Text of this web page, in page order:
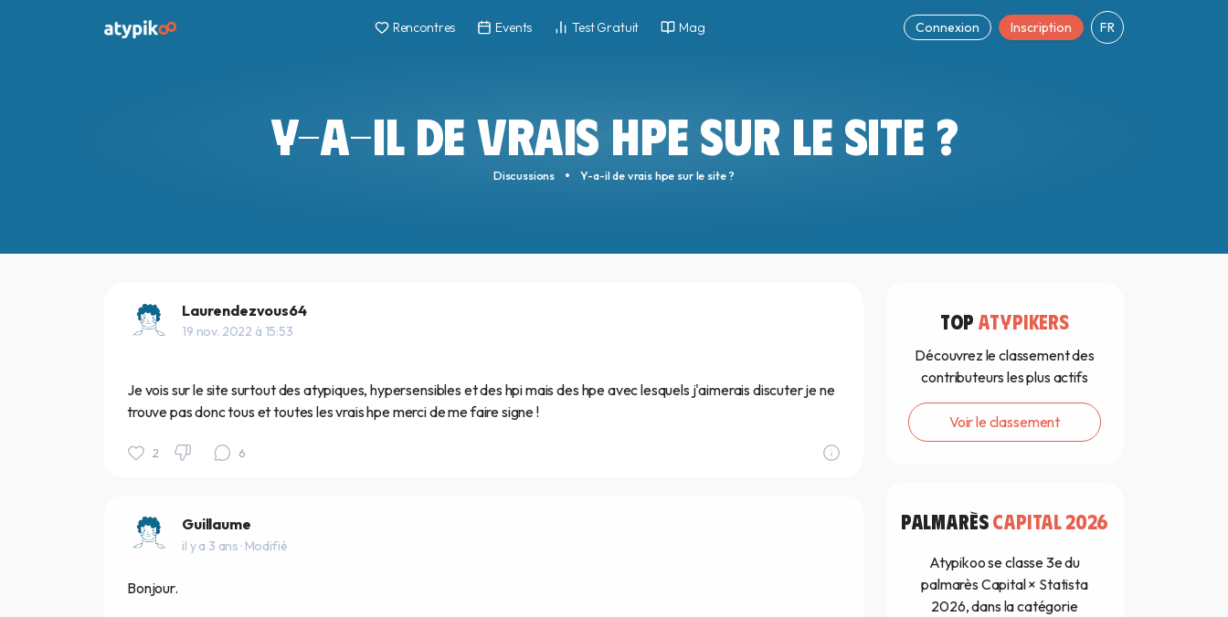
Connexion Inscription FR
Rencontres Events Test Gratuit Mag
Y-A-IL DE VRAIS HPE SUR LE SITE ?
Discussions Y-a-il de vrais hpe sur le site ?
Laurendezvous64
19 nov. 2022 à 15:53
Je vois sur le site surtout des atypiques, hypersensibles et des hpi mais des hpe avec lesquels j'aimerais discuter je ne
trouve pas donc tous et toutes les vrais hpe merci de me faire signe !
2 6
Guillaume
il y a 3 ans · Modifié
Bonjour.
TOP ATYPIKERS
Découvrez le classement des
contributeurs les plus actifs
Voir le classement
PALMARÈSCAPITAL 2026
Atypikoo se classe 3e du
palmarès Capital × Statista
2026, dans la catégorie